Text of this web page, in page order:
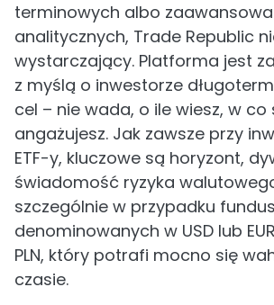
terminowych albo
analitycznych, Trade Republic
wystarczający. Platforma jest
z myślą o inwestorze
cel – nie wada, o ile wiesz, w co
angażujesz. Jak zawsze przy
ETF-y, kluczowe są horyzont,
świadomość ryzyka
szczególnie w przypadku
denominowanych w USD lub
PLN, który potrafi mocno się
czasie.